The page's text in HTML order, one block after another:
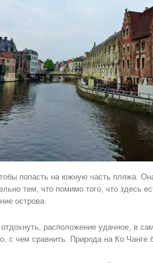
попасть на южную часть пляжа.
тем, что помимо того, что здесь
острова.
расположение удачное, в
с чем сравнить. Природа на Ко Чанге